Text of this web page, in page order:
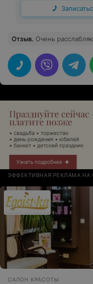
Отзыв. Очень
ЭФФЕКТИВНАЯ РЕКЛАМА НА
САЛОН КРАСОТЫ